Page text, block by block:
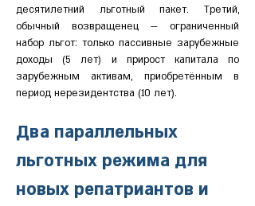
десятилетний льготный пакет. Третий,
обычный возвращенец — ограниченный
набор льгот: только пассивные зарубежные
доходы (5 лет) и прирост капитала по
зарубежным активам, приобретённым в
период нерезидентства (10 лет).
Два параллельных
льготных режима для
новых репатриантов и